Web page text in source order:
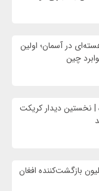
در آسمان؛ اولین
چین
نخستین دیدار کریکت
تازه اوچا | ۲.۷ میلیون بازگشت‌کننده افغان